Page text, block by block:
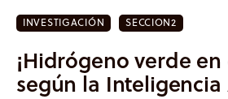
Quiénes somos
INVESTIGACIÓN SECCION2
¡Hidrógeno verde en
según la